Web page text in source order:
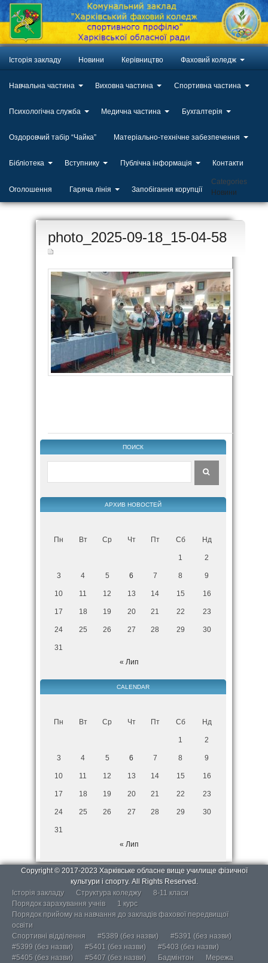
Історія закладу Новини Керівництво Фаховий коледж
Навчальна частина Виховна частина Спортивна частина
Психологічна служба Медична частина Бухгалтерія
Оздоровчий табір “Чайка” Матеріально-технічне забезпечення
Бібліотека Вступнику Публічна інформація Контакти
Оголошення Гаряча лінія Запобігання корупції
Categories
Новини
20
photo_2025-09-18_15-04-58
ПОИСК
АРХИВ НОВОСТЕЙ
Пн Вт Ср Чт Пт Сб Нд
1 2
3 4 5 6 7 8 9
10 11 12 13 14 15 16
17 18 19 20 21 22 23
24 25 26 27 28 29 30
31
« Лип
CALENDAR
Пн Вт Ср Чт Пт Сб Нд
1 2
3 4 5 6 7 8 9
10 11 12 13 14 15 16
17 18 19 20 21 22 23
24 25 26 27 28 29 30
31
« Лип
Copyright © 2017-2023 Харківське обласне вище училище фізичної
культури і спорту. All Rights Reserved.
Історія закладу
Структура коледжу
8-11 класи
Порядок зарахування учнів
1 курс
Порядок прийому на навчання до закладів фахової передвищої
освіти
Спортивні відділення
#5389 (без назви)
#5391 (без назви)
#5399 (без назви)
#5401 (без назви)
#5403 (без назви)
#5405 (без назви)
#5407 (без назви) Бадмінтон
Мережа